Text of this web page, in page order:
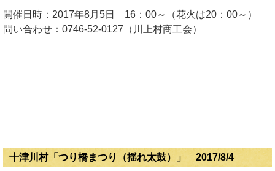
開催日時：2017年8月5日 16：00～（花火は20：00～）
問い合わせ：0746-52-0127（川上村商工会）
十津川村「つり橋まつり（揺れ太鼓）」 2017/8/4